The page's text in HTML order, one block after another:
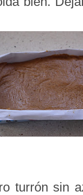
turrón sin